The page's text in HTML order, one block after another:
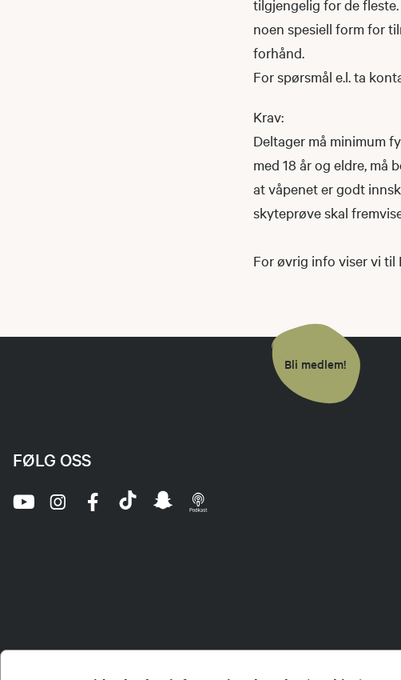
tilgjengelig for de
noen spesiell form for
forhånd.
For spørsmål e.l. ta
Krav:
Deltager må minimum
med 18 år og eldre,
at våpenet er godt
skyteprøve skal
For øvrig info viser vi til
Bli medlem!
FØLG OSS